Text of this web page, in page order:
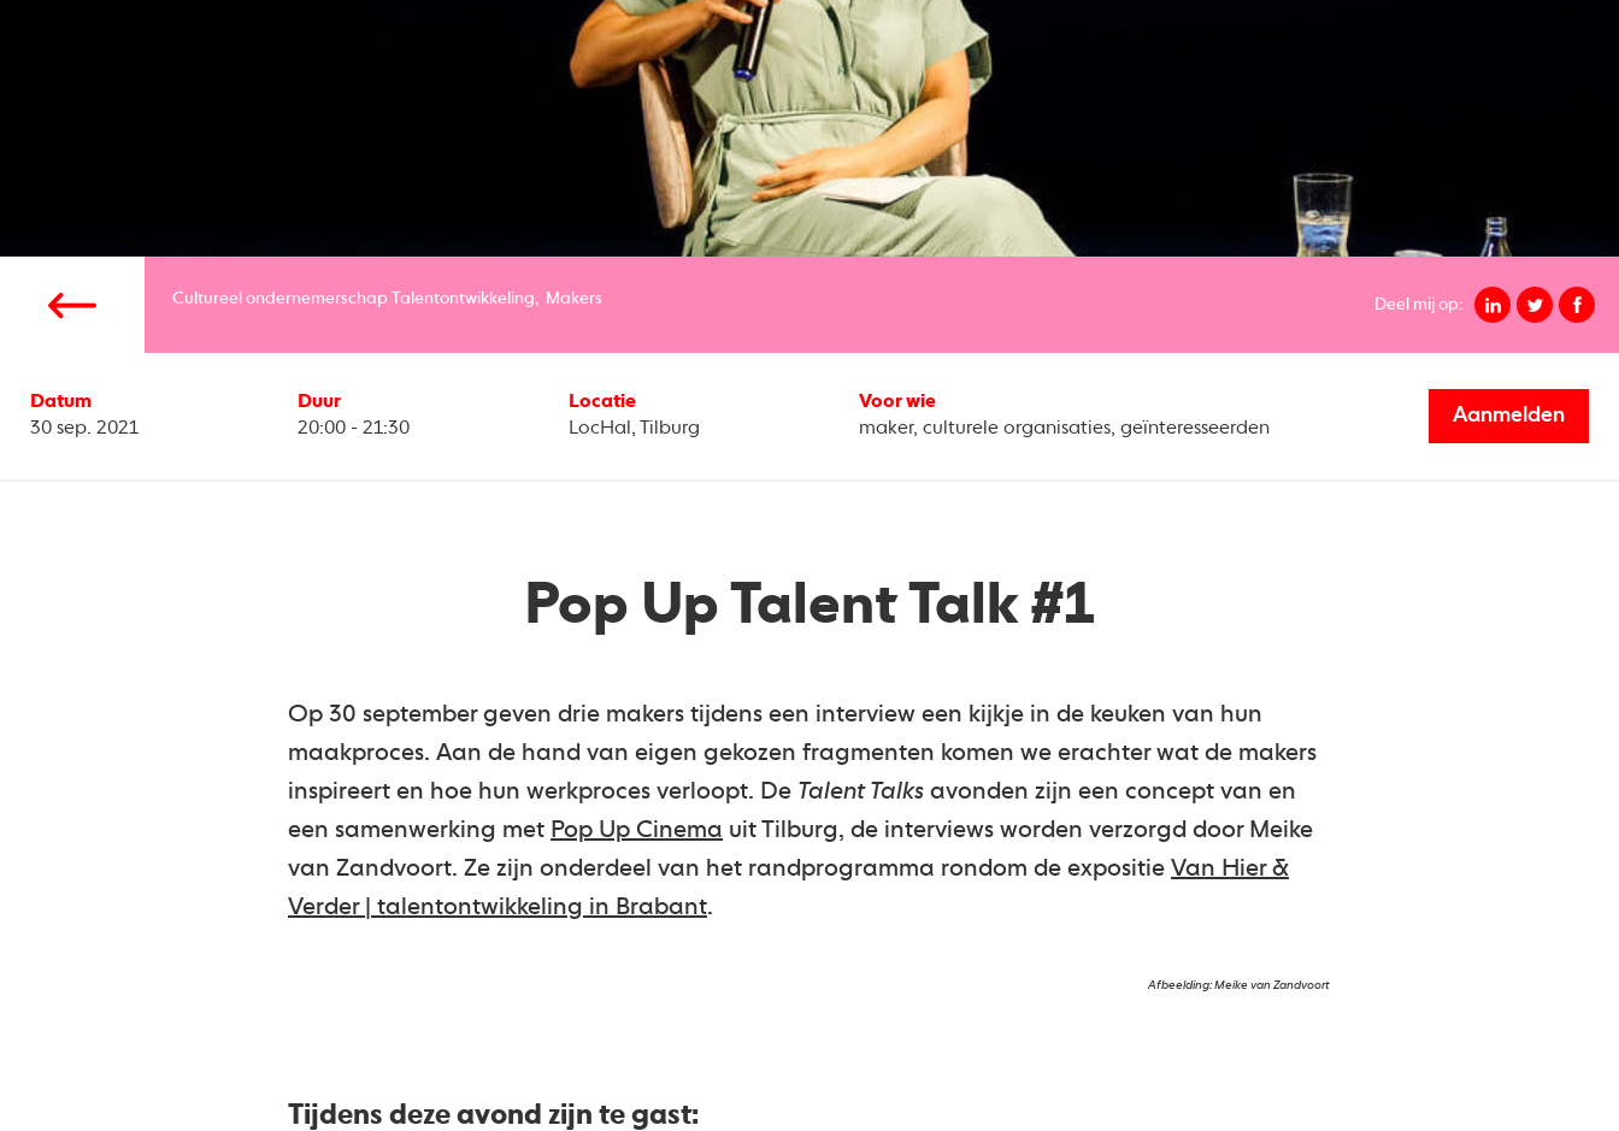
Cultureel ondernemerschap Talentontwikkeling Makers Deel mij op:
Datum
30 sep. 2021
Duur
20:00 - 21:30
Locatie
LocHal, Tilburg
Voor wie
maker, culturele organisaties, geïnteresseerden
Aanmelden
Pop Up Talent Talk #1
Op 30 september geven drie makers tijdens een interview een kijkje in de keuken van hun
maakproces. Aan de hand van eigen gekozen fragmenten komen we erachter wat de makers
inspireert en hoe hun werkproces verloopt. De Talent Talks avonden zijn een concept van en
een samenwerking met Pop Up Cinema uit Tilburg, de interviews worden verzorgd door Meike
van Zandvoort. Ze zijn onderdeel van het randprogramma rondom de expositie Van Hier &
Verder | talentontwikkeling in Brabant.
Afbeelding: Meike van Zandvoort
Tijdens deze avond zijn te gast: